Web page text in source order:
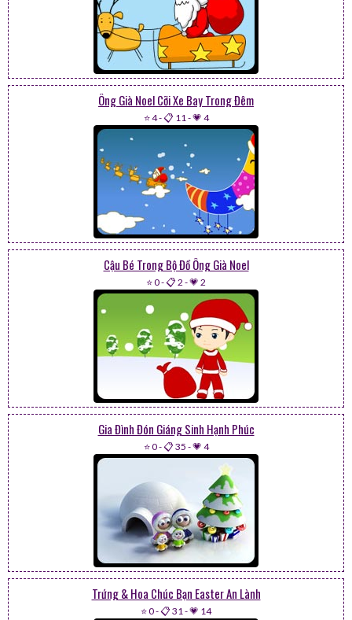
Ông Già Noel Cỡi Xe Bay Trong Đêm
⭐ 4-📋 11-💗 4
Cậu Bé Trong Bộ Đồ Ông Già Noel
⭐ 0-📋 2 -💗 2
Gia Đình Đón Giáng Sinh Hạnh Phúc
⭐ 0-📋 35 -💗 4
Trứng & Hoa Chúc Bạn Easter An Lành
⭐ 0-📋 31-💗 14